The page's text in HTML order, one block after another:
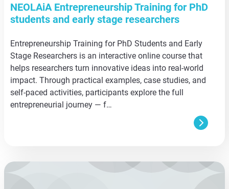
NEOLAiA Entrepreneurship Training for PhD
students and early stage researchers
Entrepreneurship Training for PhD Students and Early
Stage Researchers is an interactive online course that
helps researchers turn innovative ideas into real-world
impact. Through practical examples, case studies, and
self-paced activities, participants explore the full
entrepreneurial journey — f…
aa